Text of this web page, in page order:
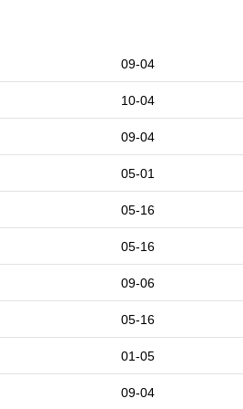
09-04
10-04
09-04
05-01
05-16
05-16
09-06
05-16
01-05
09-04